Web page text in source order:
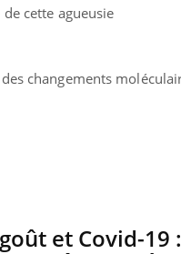
cette agueusie
changements
et Covid-